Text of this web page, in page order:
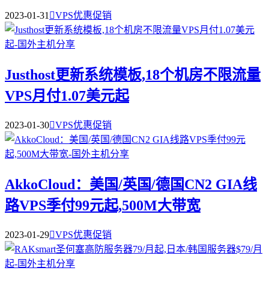
2023-01-31VPS优惠促销
Justhost更新系统模板,18个机房不限流量
VPS月付1.07美元起
2023-01-30VPS优惠促销
AkkoCloud：美国/英国/德国CN2 GIA线
路VPS季付99元起,500M大带宽
2023-01-29VPS优惠促销